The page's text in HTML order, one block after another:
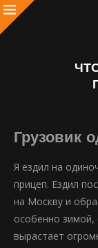
Грузовик
Я ездил на
прицеп. Ездил
на Москву и
особенно
вырастает